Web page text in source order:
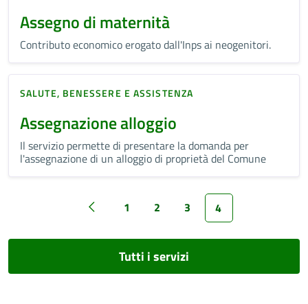
Assegno di maternità
Contributo economico erogato dall'Inps ai neogenitori.
SALUTE, BENESSERE E ASSISTENZA
Assegnazione alloggio
Il servizio permette di presentare la domanda per
l'assegnazione di un alloggio di proprietà del Comune
1 2 3 4
Tutti i servizi